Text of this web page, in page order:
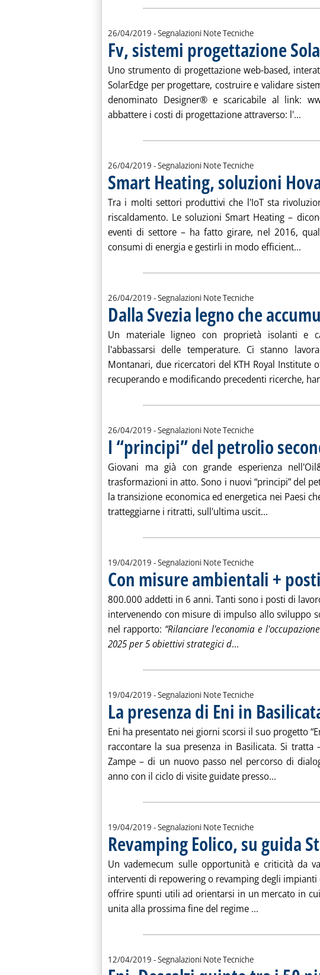
26/04/2019 - Segnalazioni Note Tecniche
Fv, sistemi progettazione
. Pubblicata venerdì 26 aprile 2019 alle 11.45.
Uno strumento di progettazione web-based,
SolarEdge per progettare, costruire e validare
denominato Designer® e scaricabile al link:
abbattere i costi di progettazione attraverso: l'...
26/04/2019 - Segnalazioni Note Tecniche
Smart Heating, soluzioni
. Pubblicata venerdì 26 aprile 2019 alle 11.44.
Tra i molti settori produttivi che l'IoT sta
riscaldamento. Le soluzioni Smart Heating –
eventi di settore – ha fatto girare, nel 2016,
consumi di energia e gestirli in modo efficient...
26/04/2019 - Segnalazioni Note Tecniche
Dalla Svezia legno che
Un materiale ligneo con proprietà isolanti e
l'abbassarsi delle temperature. Ci stanno
Montanari, due ricercatori del KTH Royal Institute
recuperando e modificando precedenti ricerche,
26/04/2019 - Segnalazioni Note Tecniche
I “principi” del petrolio
. Pubblicata venerdì 26 aprile 2019 alle 11.42.
Giovani ma già con grande esperienza
trasformazioni in atto. Sono i nuovi “principi” del
la transizione economica ed energetica nei Paesi
tratteggiarne i ritratti, sull'ultima uscit... Leggi tutta
19/04/2019 - Segnalazioni Note Tecniche
Con misure ambientali +
. Pubblicata venerdì 19 aprile 2019 alle 13.36.
800.000 addetti in 6 anni. Tanti sono i posti di
intervenendo con misure di impulso allo sviluppo
nel rapporto: “Rilanciare l'economia e
2025 per 5 obiettivi strategici d... Leggi tutta la
19/04/2019 - Segnalazioni Note Tecniche
La presenza di Eni in
. Pubblicata venerdì 19 aprile 2019 alle 13.36.
Eni ha presentato nei giorni scorsi il suo progetto
raccontare la sua presenza in Basilicata. Si tratta
Zampe – di un nuovo passo nel percorso di
anno con il ciclo di visite guidate presso... Leggi
19/04/2019 - Segnalazioni Note Tecniche
Revamping Eolico, su guida
. Pubblicata venerdì 19 aprile 2019 alle 13.36.
Un vademecum sulle opportunità e criticità da
interventi di repowering o revamping degli impianti
offrire spunti utili ad orientarsi in un mercato in
unita alla prossima fine del regime ... Leggi tutta
12/04/2019 - Segnalazioni Note Tecniche